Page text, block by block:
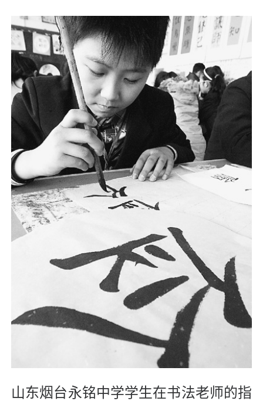
山东烟台永铭中学学生在书法老师的指